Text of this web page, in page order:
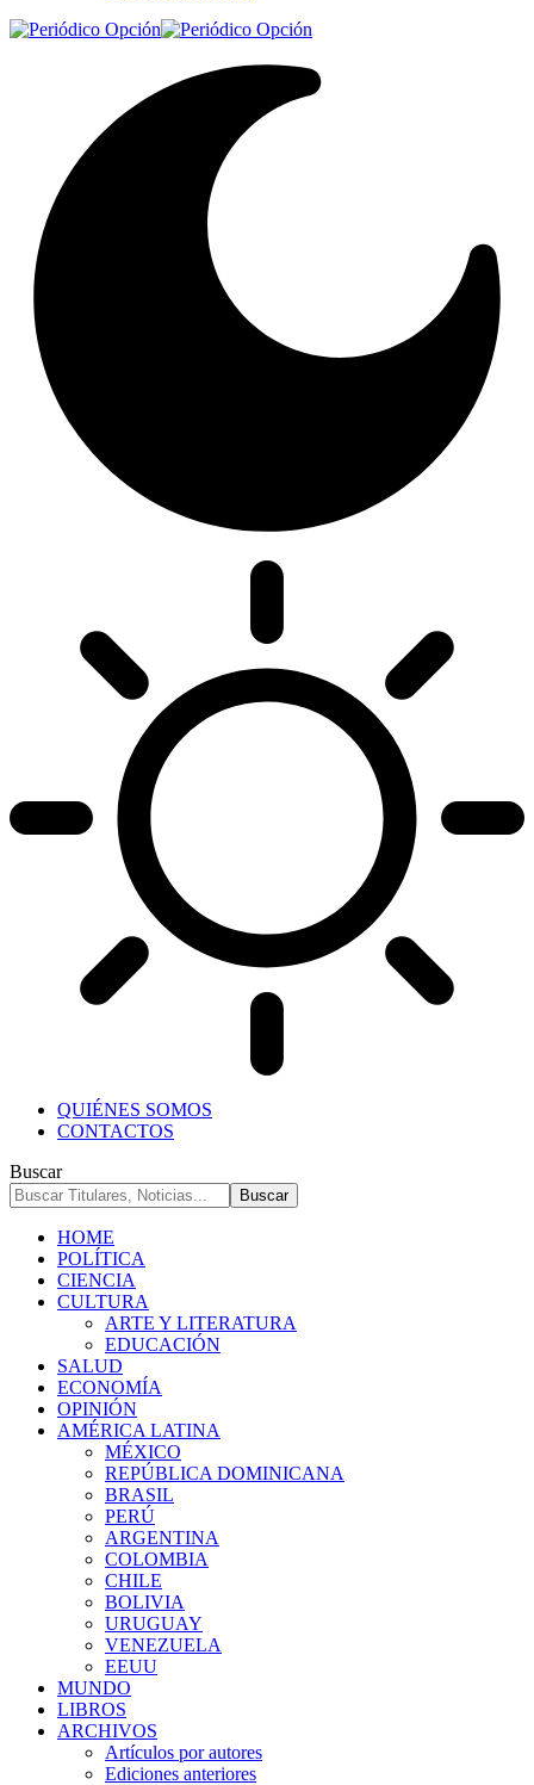
QUIÉNES SOMOS
CONTACTOS
Buscar
HOME
POLÍTICA
CIENCIA
CULTURA
ARTE Y LITERATURA
EDUCACIÓN
SALUD
ECONOMÍA
OPINIÓN
AMÉRICA LATINA
MÉXICO
REPÚBLICA DOMINICANA
BRASIL
PERÚ
ARGENTINA
COLOMBIA
CHILE
BOLIVIA
URUGUAY
VENEZUELA
EEUU
MUNDO
LIBROS
ARCHIVOS
Artículos por autores
Ediciones anteriores